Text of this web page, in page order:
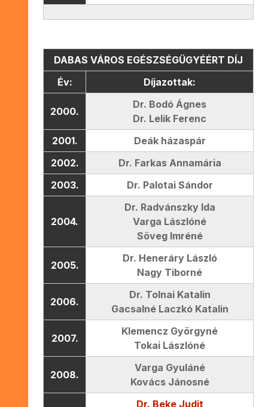
DABAS VÁROS EGÉSZSÉGÜGYÉÉRT DÍJ
Év:
Díjazottak:
2000.
Dr. Bodó Ágnes
Dr. Lelik Ferenc
2001.
Deák házaspár
2002.
Dr. Farkas Annamária
2003.
Dr. Palotai Sándor
2004.
Dr. Radvánszky Ida
Varga Lászlóné
Söveg Imréné
2005.
Dr. Heneráry László
Nagy Tiborné
2006.
Dr. Tolnai Katalin
Gacsalné Laczkó Katalin
2007.
Klemencz Györgyné
Tokai Lászlóné
2008.
Varga Gyuláné
Kovács Jánosné
Dr. Beke Judit